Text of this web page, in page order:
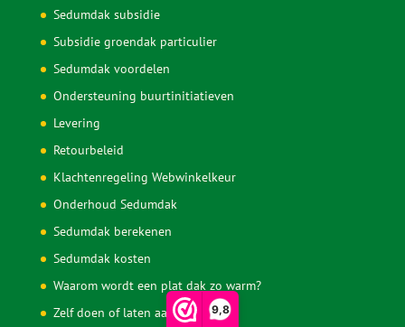
9,8
Sedumdak subsidie
Subsidie groendak particulier
Sedumdak voordelen
Ondersteuning buurtinitiatieven
Levering
Retourbeleid
Klachtenregeling Webwinkelkeur
Onderhoud Sedumdak
Sedumdak berekenen
Sedumdak kosten
Waarom wordt een plat dak zo warm?
Zelf doen of laten aanleggen?